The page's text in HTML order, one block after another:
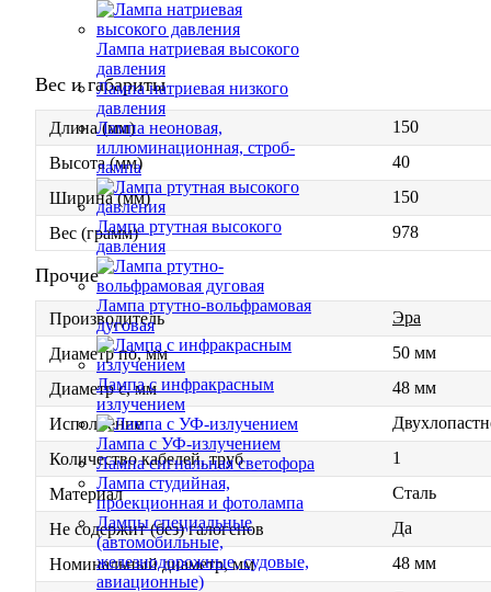
Лампа натриевая высокого
давления
Лампа натриевая низкого
давления
Лампа неоновая,
иллюминационная, строб-
лампа
Лампа ртутная высокого
давления
Лампа ртутно-вольфрамовая
дуговая
Лампа с инфракрасным
излучением
Лампа с УФ-излучением
Лампа сигнальная светофора
Лампа студийная,
проекционная и фотолампа
Лампы специальные
(автомобильные,
железнодорожные, судовые,
авиационные)
Вес и габариты
Длина (мм)
150
Высота (мм)
40
Ширина (мм)
150
Вес (грамм)
978
Прочие
Производитель
Эра
Диаметр по, мм
50 мм
Диаметр с, мм
48 мм
Исполнение
Количество кабелей, труб
1
Материал
Сталь
Не содержит (без) галогенов
Да
Номинальный диаметр, мм
48 мм